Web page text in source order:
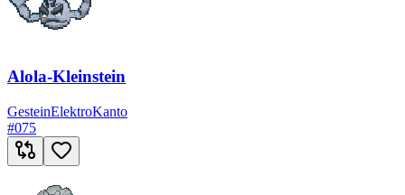
Alola-Kleinstein
GesteinElektroKanto
#075